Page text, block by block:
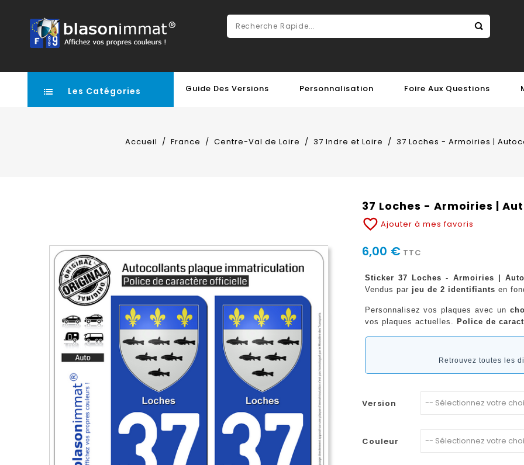
Les Catégories Guide Des Versions Personnalisation Foire Aux Questions
Accueil France Centre-Val de Loire 37 Indre et Loire 37 Loches - Armoiries |
37 Loches - Armoiries |
favorite_border Ajouter à mes favoris
6,00 € TTC
Sticker 37 Loches - Armoiries |
Vendus par jeu de 2 identifiants en
Personnalisez vos plaques avec un
vos plaques actuelles.
Police de
Retrouvez toutes les
Version
Couleur